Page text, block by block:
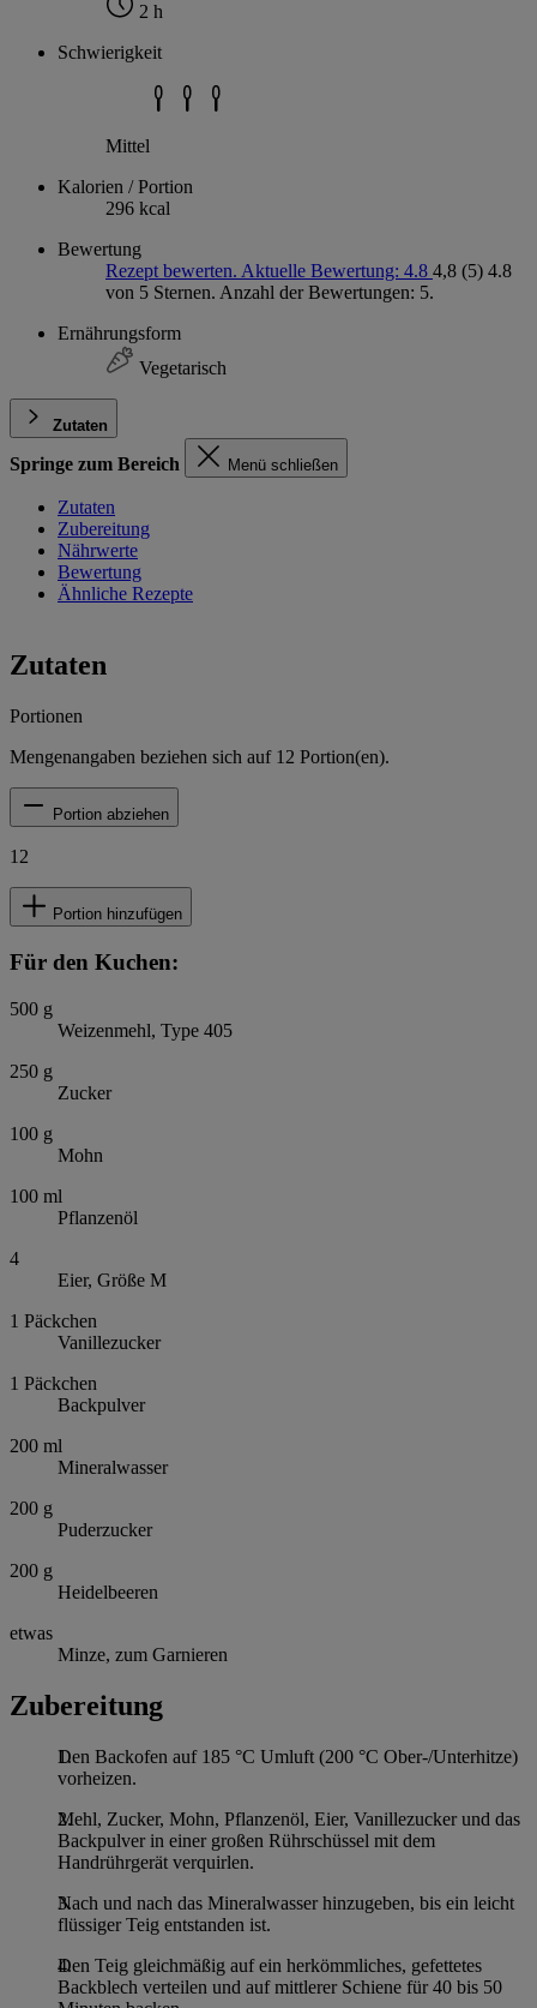
2 h
Schwierigkeit
Mittel
Kalorien / Portion
296 kcal
Bewertung
Rezept bewerten. Aktuelle Bewertung: 4.8 4,8 (5) 4.8
von 5 Sternen. Anzahl der Bewertungen: 5.
Ernährungsform
Vegetarisch
Zutaten
Springe zum Bereich Menü schließen
Zutaten
Zubereitung
Nährwerte
Bewertung
Ähnliche Rezepte
Zutaten
Portionen
Mengenangaben beziehen sich auf 12 Portion(en).
Portion abziehen
12
Portion hinzufügen
Für den Kuchen:
500 g
Weizenmehl, Type 405
250 g
Zucker
100 g
Mohn
100 ml
Pflanzenöl
4
Eier, Größe M
1 Päckchen
Vanillezucker
1 Päckchen
Backpulver
200 ml
Mineralwasser
200 g
Puderzucker
200 g
Heidelbeeren
etwas
Minze, zum Garnieren
Zubereitung
Den Backofen auf 185 °C Umluft (200 °C Ober-/Unterhitze)
vorheizen.
Mehl, Zucker, Mohn, Pflanzenöl, Eier, Vanillezucker und das
Backpulver in einer großen Rührschüssel mit dem
Handrührgerät verquirlen.
Nach und nach das Mineralwasser hinzugeben, bis ein leicht
flüssiger Teig entstanden ist.
Den Teig gleichmäßig auf ein herkömmliches, gefettetes
Backblech verteilen und auf mittlerer Schiene für 40 bis 50